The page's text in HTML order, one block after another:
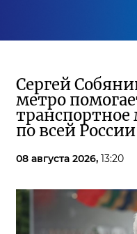
Сергей
метро
по всей России
08 августа 2026, 13:20